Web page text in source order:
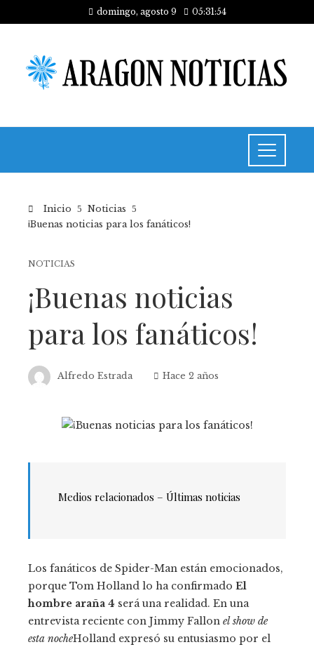
domingo, agosto 9 05:31:55
Inicio
Noticias
¡Buenas noticias para los fanáticos!
NOTICIAS
¡Buenas noticias
para los fanáticos!
Alfredo Estrada Hace 2 años
Medios relacionados – Últimas noticias
Los fanáticos de Spider-Man están emocionados,
porque Tom Holland lo ha confirmado El
hombre araña 4 será una realidad. En una
entrevista reciente con Jimmy Fallon el show de
esta nocheHolland expresó su entusiasmo por el